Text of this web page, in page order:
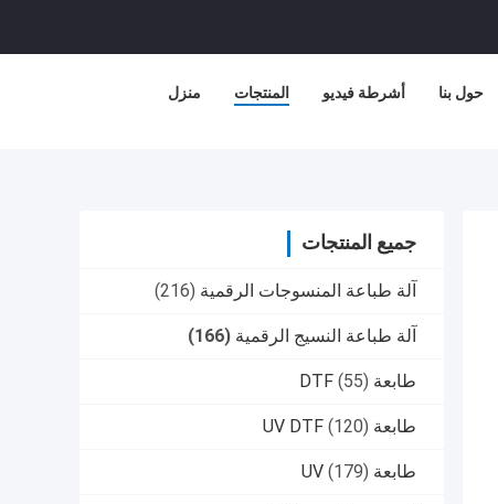
منزل المنتجات أشرطة فيديو حول بنا
جميع المنتجات
آلة طباعة المنسوجات الرقمية (216)
آلة طباعة النسيج الرقمية (166)
طابعة DTF (55)
طابعة UV DTF (120)
طابعة UV (179)